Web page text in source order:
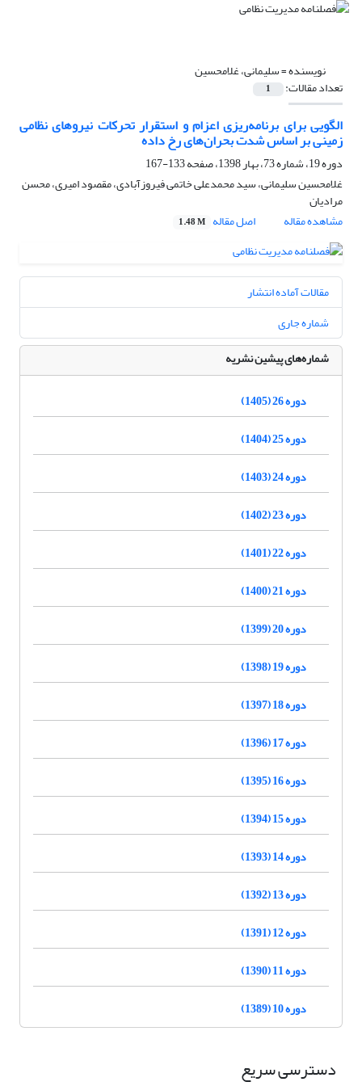
نویسنده =سلیمانی، غلامحسین
تعداد مقالات: 1
الگویی برای برنامه‌ریزی اعزام و استقرار تحرکات نیروهای نظامی
زمینی بر اساس شدت بحران‌های رخ داده
دوره 19، شماره 73، بهار 1398، صفحه
133-167
غلامحسین سلیمانی، سید محمدعلی خاتمی فیروزآبادی، مقصود امیری، محسن
مرادیان
مشاهده مقاله
اصل مقاله 1.48 M
مقالات آماده انتشار
شماره جاری
شماره‌های پیشین نشریه
دوره 26 (1405)
دوره 25 (1404)
دوره 24 (1403)
دوره 23 (1402)
دوره 22 (1401)
دوره 21 (1400)
دوره 20 (1399)
دوره 19 (1398)
دوره 18 (1397)
دوره 17 (1396)
دوره 16 (1395)
دوره 15 (1394)
دوره 14 (1393)
دوره 13 (1392)
دوره 12 (1391)
دوره 11 (1390)
دوره 10 (1389)
دسترسی سریع